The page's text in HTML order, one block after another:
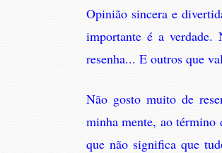
Opinião sincera e
importante é a
resenha... E outros que
Não gosto muito de
minha mente, ao término
que não significa que